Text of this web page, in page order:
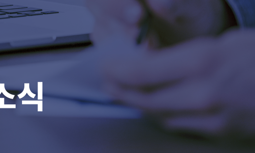
신고하기
채용공고
식